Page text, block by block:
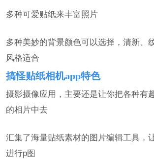
多种可爱贴纸来丰富照片
多种美妙的背景颜色可以选择，清新、
风格适合
搞怪贴纸相机app特色
摄影摄像应用，主要还是让你把各种有
的相片中去
汇集了海量贴纸素材的图片编辑工具，
进行p图